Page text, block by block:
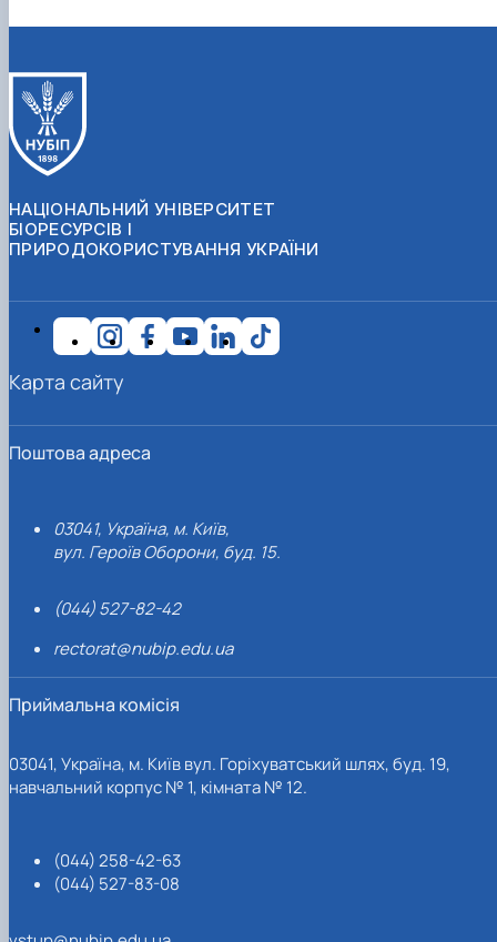
НАЦІОНАЛЬНИЙ УНІВЕРСИТЕТ
БІОРЕСУРСІВ І
ПРИРОДОКОРИСТУВАННЯ УКРАЇНИ
Поштова адреса
03041, Україна, м. Київ,
вул. Героїв Оборони, буд. 15.
(044) 527-82-42
rectorat@nubip.edu.ua
Приймальна комісія
03041, Україна, м. Київ вул. Горіхуватський шлях, буд. 19,
навчальний корпус № 1, кімната № 12.
(044) 258-42-63
(044) 527-83-08
Карта сайту